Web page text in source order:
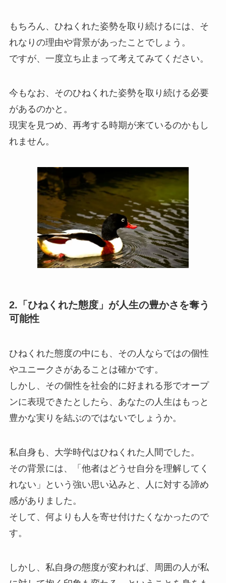
もちろん、ひねくれた姿勢を取り続けるには、そ
れなりの理由や背景があったことでしょう。
ですが、一度立ち止まって考えてみてください。
今もなお、そのひねくれた姿勢を取り続ける必要
があるのかと。
現実を見つめ、再考する時期が来ているのかもし
れません。
2.「ひねくれた態度」が人生の豊かさを奪う
可能性
ひねくれた態度の中にも、その人ならではの個性
やユニークさがあることは確かです。
しかし、その個性を社会的に好まれる形でオープ
ンに表現できたとしたら、あなたの人生はもっと
豊かな実りを結ぶのではないでしょうか。
私自身も、大学時代はひねくれた人間でした。
その背景には、「他者はどうせ自分を理解してく
れない」という強い思い込みと、人に対する諦め
感がありました。
そして、何よりも人を寄せ付けたくなかったので
す。
しかし、私自身の態度が変われば、周囲の人が私